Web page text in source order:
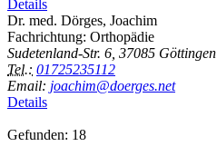
Details
Dr. med. Dörges, Joachim
Fachrichtung: Orthopädie
Sudetenland-Str. 6, 37085 Göttingen
Tel.: 01725235112
Email: joachim@doerges.net
Details
Gefunden: 18